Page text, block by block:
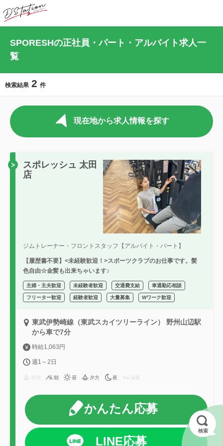
SPORESHの正社員・パート・アルバイト求人一
覧
検索結果 2 件
現在地から求人情報を探す
スポレッシュ 太田
店
ジムトレーナー・フロントスタッフ【アルバイト・パート】
【履歴書不要】<未経験歓迎！>スポーツクラブのお仕事です。髪
色自由☆金髪も出来ちゃいます♪
主婦・主夫歓迎 未経験者歓迎 交通費支給 車通勤応相談
フリーター歓迎 経験者歓迎 大量募集 Wワーク歓迎
東武伊勢崎線（東武スカイツリーライン） 野州山辺駅
から車で7分
時給1,063円
週1～2日
朝 昼 夕方 夜 深夜
かんたん応募
LINE応募
検索